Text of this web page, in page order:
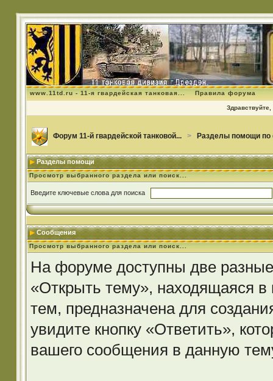
www.11td.ru - 11-я гвардейская танковая... Правила форума
Здравствуйте,
Форум 11-й гвардейской танковой... > Разделы помощи
Разделы помощи
Просмотр выбранного раздела или поиск...
Введите ключевые слова для поиска
Сообщения
Просмотр выбранного раздела или поиск...
На форуме доступны две
«Открыть тему», находящаяся
тем, предназначена для
увидите кнопку «Ответить»,
вашего сообщения в данную